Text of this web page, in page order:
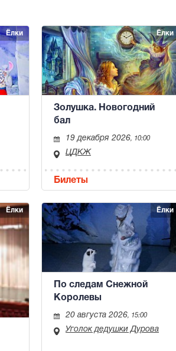
Ёлки Ёлки
Золушка. Новогодний
бал
19 декабря 2026, 10:00
ЦДКЖ
Билеты
Ёлки Ёлки
По следам Снежной
Королевы
20 августа 2026, 15:00
Уголок дедушки Дурова